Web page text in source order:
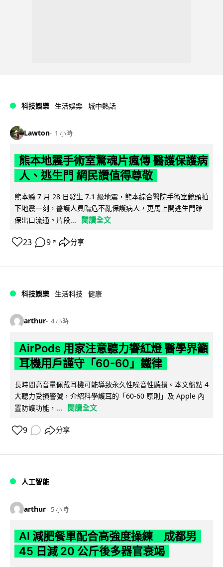
科技娛樂 生活娛樂 城中熱話
Lawton 1 小時
熊本地震手術室驚魂片瘋傳 醫護保護病
人、逃生門 網民讚值得尊敬
熊本縣 7 月 28 日發生 7.1 級地震，熊本綜合醫院手術室鏡頭拍
下地震一刻，醫護人員臨危不亂保護病人，更馬上開逃生門確
保出口流通。片段...
閱讀全文
23 9 ↗ 分享
科技娛樂 生活科技 健康
arthur 4 小時
AirPods 用家注意聽力響紅燈 醫學界籲
耳機用戶謹守「60-60」鐵律
長時間高音量佩戴耳機可能導致永久性噪音性聽損。本文盤點 4
大聽力受損警號，介紹科學護耳的「60-60 原則」及 Apple 內
置防護功能，...
閱讀全文
9 分享
人工智能
arthur 5 小時
AI 減肥餐單配合高強度操練 成都男
45 日減 20 公斤後多器官衰竭